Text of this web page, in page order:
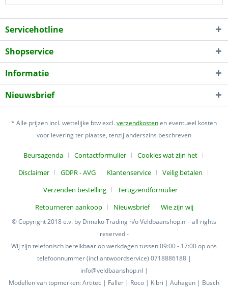
Servicehotline
Shopservice
Informatie
Nieuwsbrief
* Alle prijzen incl. wettelijke btw excl.verzendkostenen eventueel kosten
voor levering ter plaatse, tenzij anderszins beschreven
Beursagenda Contactformulier
Cookies wat zijn het
Disclaimer
GDPR - AVG Klantenservice
Veilig betalen
Verzenden bestelling
Terugzendformulier
Retourneren aankoop
Nieuwsbrief Wie zijn wij
© Copyright 2018 e.v. by Dimako Trading h/o Veldbaanshop.nl - all rights
reserved -
Wij zijn telefonisch bereikbaar op werkdagen tussen 09:00 - 17:00 op ons
telefoonnummer (incl antwoordservice) 0718886188 |
info@veldbaanshop.nl |
Modellen van topmerken: Artitec | Faller | Roco | Kibri | Auhagen | Busch